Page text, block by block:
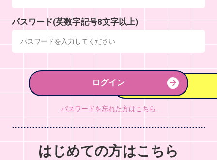
パスワード(英数字記号8文字以上)
ログイン
パスワードを忘れた方はこちら
はじめての方はこちら